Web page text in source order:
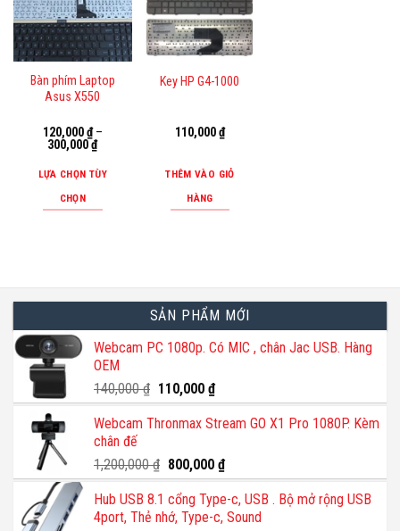
Bàn phím Laptop
Asus X550
120,000₫–
300,000₫
LỰA CHỌN TÙY
CHỌN
nhiều
thể.
chọn
được
chọn
trên
Key HP G4-1000
110,000₫
THÊM VÀO GIỎ
HÀNG
SẢN PHẨM MỚI
Webcam PC 1080p. Có MIC , chân Jac USB. Hàng
OEM
140,000₫ Giá
gốc
là:
110,000 ₫Giá
hiện
tại
110,000 ₫.
Webcam Thronmax Stream GO X1 Pro 1080P. Kèm
chân đế
1,200,000₫ Giá
gốc
là:
1,200,000 ₫.
800,000 ₫Giá
hiện
tại
là:
Hub USB 8.1 cổng Type-c, USB . Bộ mở rộng USB
4port, Thẻ nhớ, Type-c, Sound